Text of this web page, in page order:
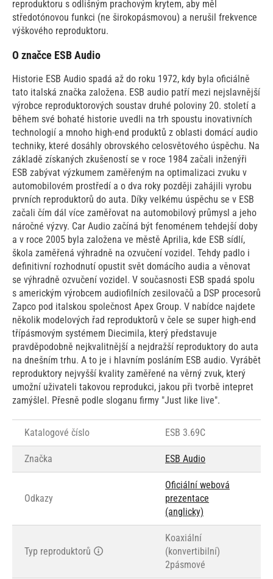
reproduktoru s odlišným prachovým krytem, ​​aby měl
středotónovou funkci (ne širokopásmovou) a nerušil frekvence
výškového reproduktoru.
O značce ESB Audio
Historie ESB Audio spadá až do roku 1972, kdy byla oficiálně
tato italská značka založena. ESB audio patří mezi nejslavnější
výrobce reproduktorových soustav druhé poloviny 20. století a
během své bohaté historie uvedli na trh spoustu inovativních
technologií a mnoho high-end produktů z oblasti domácí audio
techniky, které dosáhly obrovského celosvětového úspěchu. Na
základě získaných zkušeností se v roce 1984 začali inženýři
ESB zabývat výzkumem zaměřeným na optimalizaci zvuku v
automobilovém prostředí a o dva roky později zahájili vyrobu
prvních reproduktorů do auta. Díky velkému úspěchu se v ESB
začali čím dál více zaměřovat na automobilový průmysl a jeho
náročné výzvy. Car Audio začíná být fenoménem tehdejší doby
a v roce 2005 byla založena ve městě Aprilia, kde ESB sídlí,
škola zaměřená výhradně na ozvučení vozidel. Tehdy padlo i
definitivní rozhodnutí opustit svět domácího audia a věnovat
se výhradně ozvučení vozidel. V současnosti ESB spadá spolu
s americkým výrobcem audiofilních zesilovačů a DSP procesorů
Zapco pod italskou společnost Apex Group. V nabídce najdete
několik modelových řad reproduktorů v čele se super high-end
třípásmovým systémem Diecimila, který představuje
pravděpodobně nejkvalitnější a nejdražší reproduktory do auta
na dnešním trhu. A to je i hlavním posláním ESB audio. Vyrábět
reproduktory nejvyšší kvality zaměřené na věrný zvuk, který
umožní uživateli takovou reprodukci, jakou při tvorbě intepret
zamýšlel. Přesně podle sloganu firmy "Just like live".
Katalogové číslo ESB 3.69C
Značka ESB Audio
Odkazy
Oficiální webová
prezentace
(anglicky)
Typ reproduktorů
Koaxiální
(konvertibilní)
2pásmové